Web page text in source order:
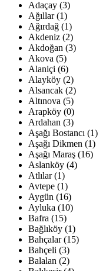
Adaçay (3)
Ağıllar (1)
Ağırdağ (1)
Akdeniz (2)
Akdoğan (3)
Akova (5)
Alaniçi (6)
Alayköy (2)
Alsancak (2)
Altınova (5)
Arapköy (0)
Ardahan (3)
Aşağı Bostancı (1)
Aşağı Dikmen (1)
Aşağı Maraş (16)
Aslanköy (4)
Atlılar (1)
Avtepe (1)
Aygün (16)
Ayluka (10)
Bafra (15)
Bağlıköy (1)
Bahçalar (15)
Bahçeli (3)
Balalan (2)